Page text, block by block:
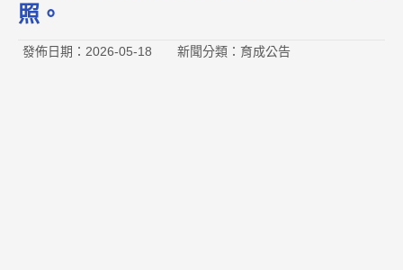
照。
發佈日期：2026-05-18 新聞分類：育成公告